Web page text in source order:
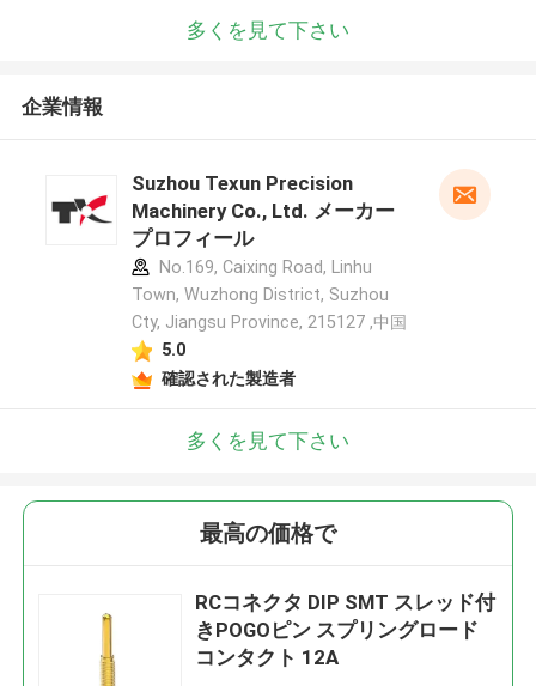
多くを見て下さい
企業情報
Suzhou Texun Precision
Machinery Co., Ltd. メーカー
プロフィール
No.169, Caixing Road, Linhu
Town, Wuzhong District, Suzhou
Cty, Jiangsu Province, 215127 ,中国
5.0
確認された製造者
多くを見て下さい
最高の価格で
RCコネクタ DIP SMT スレッド付
きPOGOピン スプリングロード
コンタクト 12A